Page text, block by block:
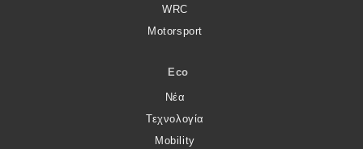
WRC
Motorsport
Eco
Νέα
Τεχνολογία
Mobility